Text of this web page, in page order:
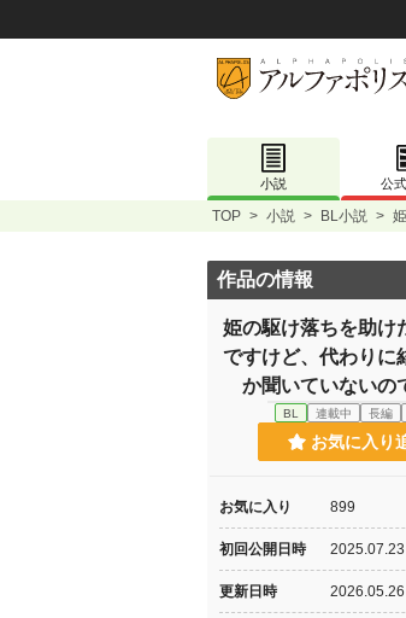
小説 公
TOP > 小説 > BL小説 >
作品の情報
姫の駆け落ちを助け
ですけど、代わりに
か聞いていないの
BL 連載中 長編
お気に入り
お気に入り 899
初回公開日時
更新日時